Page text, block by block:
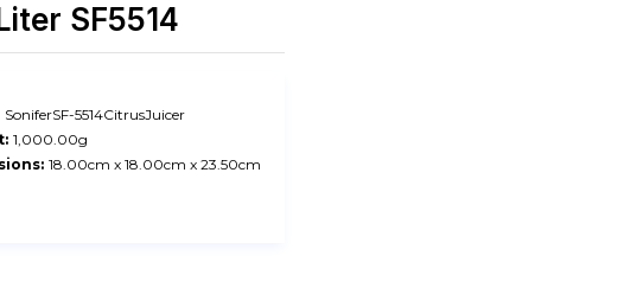
SF5514
SoniferSF-5514CitrusJuicer
1,000.00g
18.00cm x 18.00cm x 23.50cm